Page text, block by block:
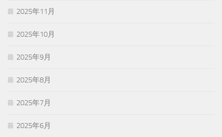
2025年11月
2025年10月
2025年9月
2025年8月
2025年7月
2025年6月